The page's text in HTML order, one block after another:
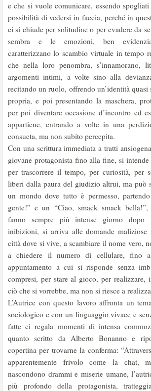
e che si vuole comunicare, essendo
possibilità di vedersi in faccia, perché in
ci si chiude per solitudine o per evadere da
sembra e le emozioni, ben
caratterizzano lo scambio virtuale in tempo
che nella loro penombra, s’innamorano,
argomenti intimi, a volte sino alla
recitando un ruolo, offrendo un’identità quasi
propria, e poi presentando la maschera,
per poi diventare occasione d’incontro ed
appartiene, entrando a volte in una
consueta, ma non subito percepita.
Con una scrittura immediata a tratti
giovane protagonista fino alla fine, si intende
per trascorrere il tempo, per curiosità, per
liberi dalla paura del giudizio altrui, ma può
un mondo dove tutto è permesso,
gente!” e un “Ciao, smack smack
fanno sempre più intense giorno dopo
inibizioni, si arriva alle domande maliziose
città dove si vive, a scambiare il nome vero,
a chiedere il numero di cellulare, fino
appuntamento a cui si risponde senza
compresi, per stare al gioco, per realizzare,
ciò che si vorrebbe, ma non si riesce a
L’Autrice con questo lavoro affronta un
sociologico e con un linguaggio vivace e
fatte ci regala momenti di intensa
quanto scritto da Alberto Bonanno e
copertina per trovarne la conferma:
apparentemente frivolo come la chat,
nascondono drammi e miserie umane,
più profondo della protagonista,